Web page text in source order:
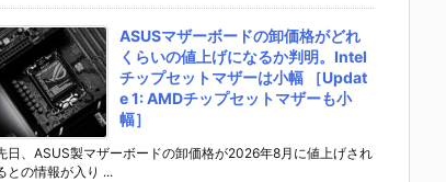
ASUSマザーボードの卸価格がどれ
くらいの値上げになるか判明。Intel
チップセットマザーは小幅 ［Updat
e 1: AMDチップセットマザーも小
幅］
日、ASUS製マザーボードの卸価格が2026年8月に値上げされ
との情報が入り ...